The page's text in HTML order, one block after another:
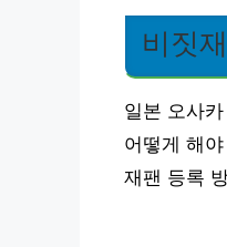
비짓
일본 오사
어떻게 해
재팬 등록